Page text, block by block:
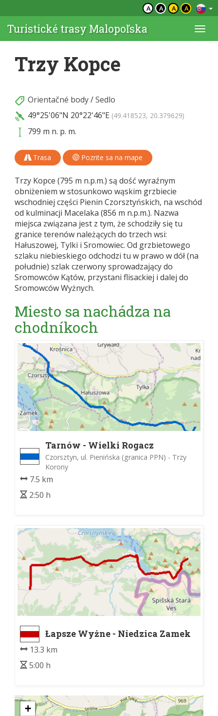
A A A A
Turistické trasy Malopoľska
Trzy Kopce
Orientačné body/Sedlo
49°25'06"N 20°22'46"E (49.418523, 20.379629)
799 m n. p. m.
Trasa Pozrite sa na mape
Trzy Kopce (795 m n.p.m.) są dość wyraźnym
obniżeniem w stosunkowo wąskim grzbiecie
wschodniej części Pienin Czorsztyńskich, na wschód
od kulminacji Macelaka (856 m n.p.m.). Nazwa
miejsca związana jest z tym, że schodziły się tu
granice terenów należących do trzech wsi:
Hałuszowej, Tylki i Sromowiec. Od grzbietowego
szlaku niebieskiego odchodzi tu w prawo w dół (na
południe) szlak czerwony sprowadzający do
Sromowców Kątów, przystani flisackiej i dalej do
Sromowców Wyżnych.
Miesto sa nachádza na
chodníkoch
Tarnów - Wielki Rogacz
Czorsztyn, ul. Pienińska (granica PPN) - Trzy
Korony
7.5 km
2:50 h
Łapsze Wyżne - Niedzica Zamek
13.3 km
5:00 h
+